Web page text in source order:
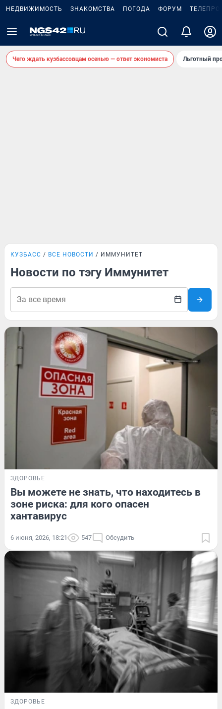
НЕДВИЖИМОСТЬ ЗНАКОМСТВА ПОГОДА ФОРУМ
Чего ждать кузбассовцам осенью — ответ экономиста Льготный
КУЗБАСС ВСЕ НОВОСТИ ИММУНИТЕТ
Новости по тэгу Иммунитет
ЗДОРОВЬЕ
Вы можете не знать, что находитесь в
зоне риска: для кого опасен
хантавирус
6 июня, 2026, 18:21 547 Обсудить
ЗДОРОВЬЕ